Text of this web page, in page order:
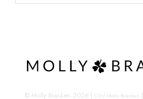
© Molly Bracken 2026 | CGV Molly Bracken |